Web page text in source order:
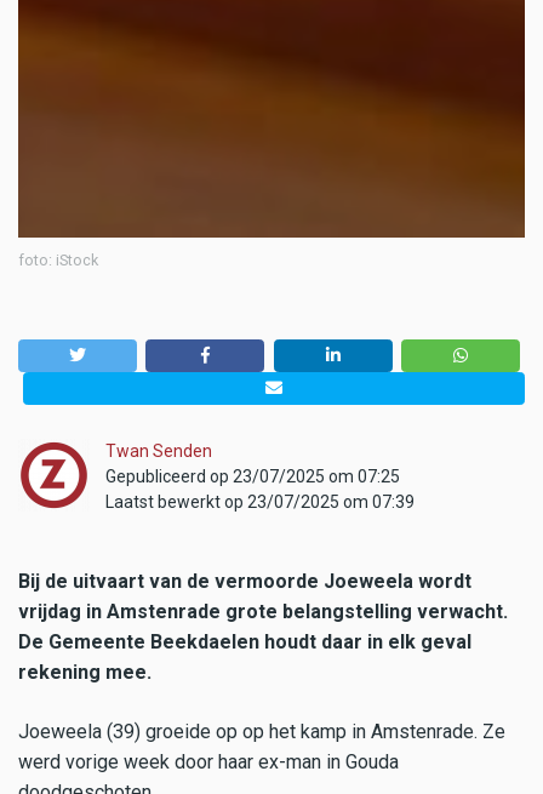
foto: iStock
Twan Senden
Gepubliceerd op 23/07/2025 om 07:25
Laatst bewerkt op 23/07/2025 om 07:39
Bij de uitvaart van de vermoorde Joeweela wordt
vrijdag in Amstenrade grote belangstelling verwacht.
De Gemeente Beekdaelen houdt daar in elk geval
rekening mee.
Joeweela (39) groeide op op het kamp in Amstenrade. Ze
werd vorige week door haar ex-man in Gouda